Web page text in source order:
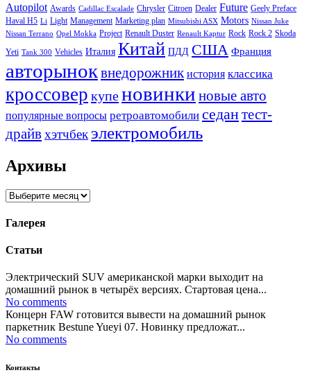
Autopilot Awards Cadillac Escalade Chrysler Citroen Dealer Future Geely Preface
Haval H5 Li Light Management Marketing plan Mitsubishi ASX Motors Nissan Juke
Nissan Terrano Opel Mokka Project Renault Duster Renault Kaptur Rock Rock 2 Skoda
Yeti Tank 300 Vehicles Италия Китай ПДД США Франция
авторыноквнедорожник история классика
кроссовер купеновинки новые авто
популярные вопросы ретроавтомобили седантест-
драйвхэтчбек электромобиль
Архивы
Архивы
Галерея
Статьи
Электрический SUV американской марки выходит на
домашний рынок в четырёх версиях. Стартовая цена...
No comments
Концерн FAW готовится вывести на домашний рынок
паркетник Bestune Yueyi 07. Новинку предложат...
No comments
Контакты